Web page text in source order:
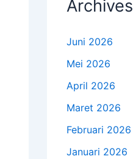
Archives
Juni 2026
Mei 2026
April 2026
Maret 2026
Februari 2026
Januari 2026